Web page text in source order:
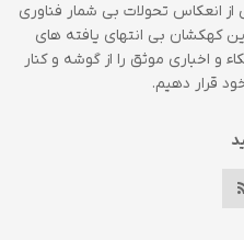
انعکاس تحولات بی شمار فناوری
کهکشان بی انتهای یافته های
و اخباری موثق را از گوشه و کنار
قرار دهیم.